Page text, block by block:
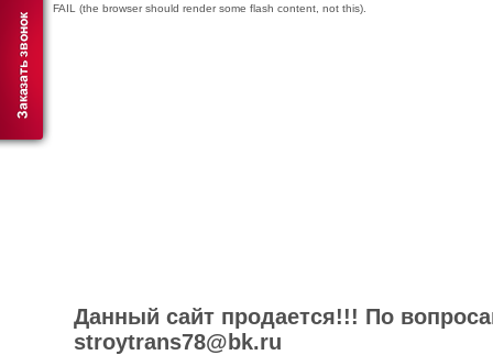
FAIL (the browser should render some flash content, not this).
Данный сайт продается!!! По
stroytrans78@bk.ru